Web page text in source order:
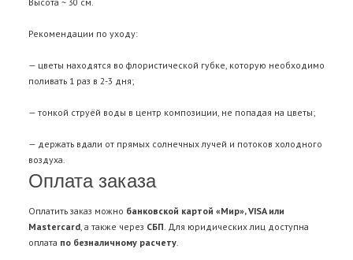
Рекомендации по уходу:
— цветы находятся во флористической губке, которую необходимо
поливать 1 раз в 2-3 дня;
— тонкой струёй воды в центр композиции, не попадая на цветы;
— держать вдали от прямых солнечных лучей и потоков холодного
воздуха.
Оплата заказа
Оплатить заказ можно банковской картой «Мир», VISA или
Mastercard, а также через СБП. Для юридических лиц доступна
оплата по безналичному расчету.